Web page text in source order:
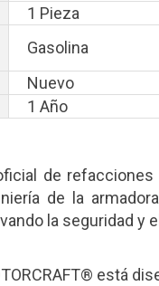
1 Pieza
Gasolina
Nuevo
1 Año
de refacciones
de la
la seguridad y
está